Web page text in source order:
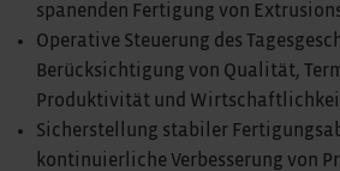
spanenden Fertigung von
Operative Steuerung des
Berücksichtigung von Qualität,
Produktivität und
Sicherstellung stabiler
kontinuierliche Verbesserung von